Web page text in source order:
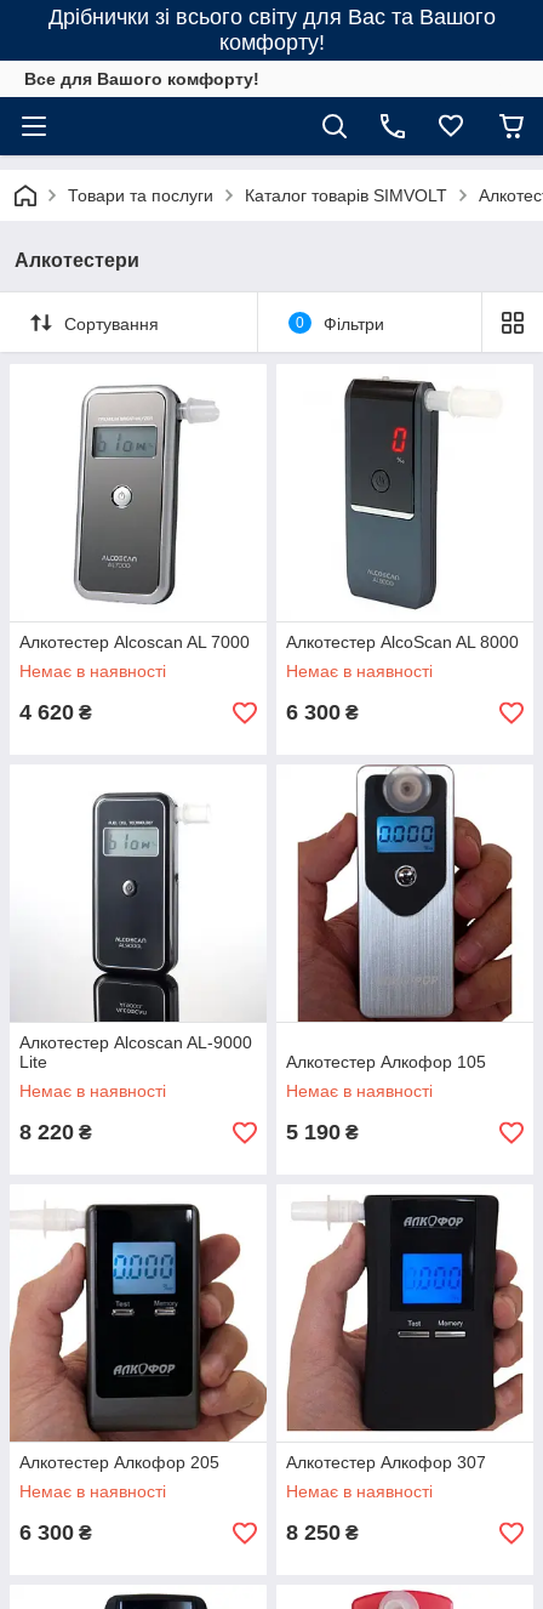
Дрібнички зі всього світу для Вас та Вашого
комфорту!
Все для Вашого комфорту!
Товари та послуги Каталог товарів SIMVOLT
Алкотестери
Сортування 0 Фільтри
Алкотестер Alcoscan AL 7000
Немає в наявності
4 620 ₴
Алкотестер AlcoScan AL 8000
Немає в наявності
6 300 ₴
Алкотестер Alcoscan AL-9000
Lite
Немає в наявності
8 220 ₴
Алкотестер Алкофор 105
Немає в наявності
5 190 ₴
Алкотестер Алкофор 205
Немає в наявності
6 300 ₴
Алкотестер Алкофор 307
Немає в наявності
8 250 ₴